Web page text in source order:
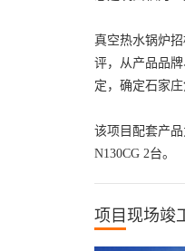
真空热水锅炉
评，从产品品
定，确定石家庄
该项目配套产
N130CG 2台。
项目现场竣